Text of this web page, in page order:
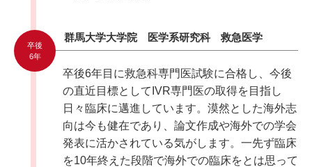
卒後
6年
群馬大学大学院 医学系研究科 救急医学
卒後6年目に救急科専門医試験に合格し、今後
の直近目標としてIVR専門医の取得を目指し
日々臨床に邁進しています。漠然とした海外志
向は今も健在であり、論文作成や海外での学会
発表に活かされている気がします。一先ず臨床
を10年終えた段階で海外での臨床をとは思って